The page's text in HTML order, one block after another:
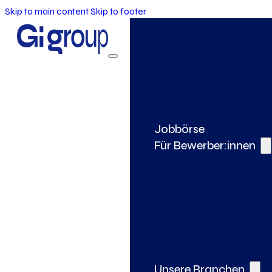
Skip to main contentSkip to footer
Jobbörse
Für Bewerber:innen